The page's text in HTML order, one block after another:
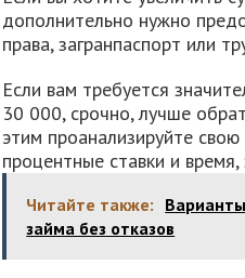
дополнительно нужно
права, загранпаспорт или
Если вам требуется
30 000, срочно, лучше
этим проанализируйте
процентные ставки и
Читайте также:
займа без отказов